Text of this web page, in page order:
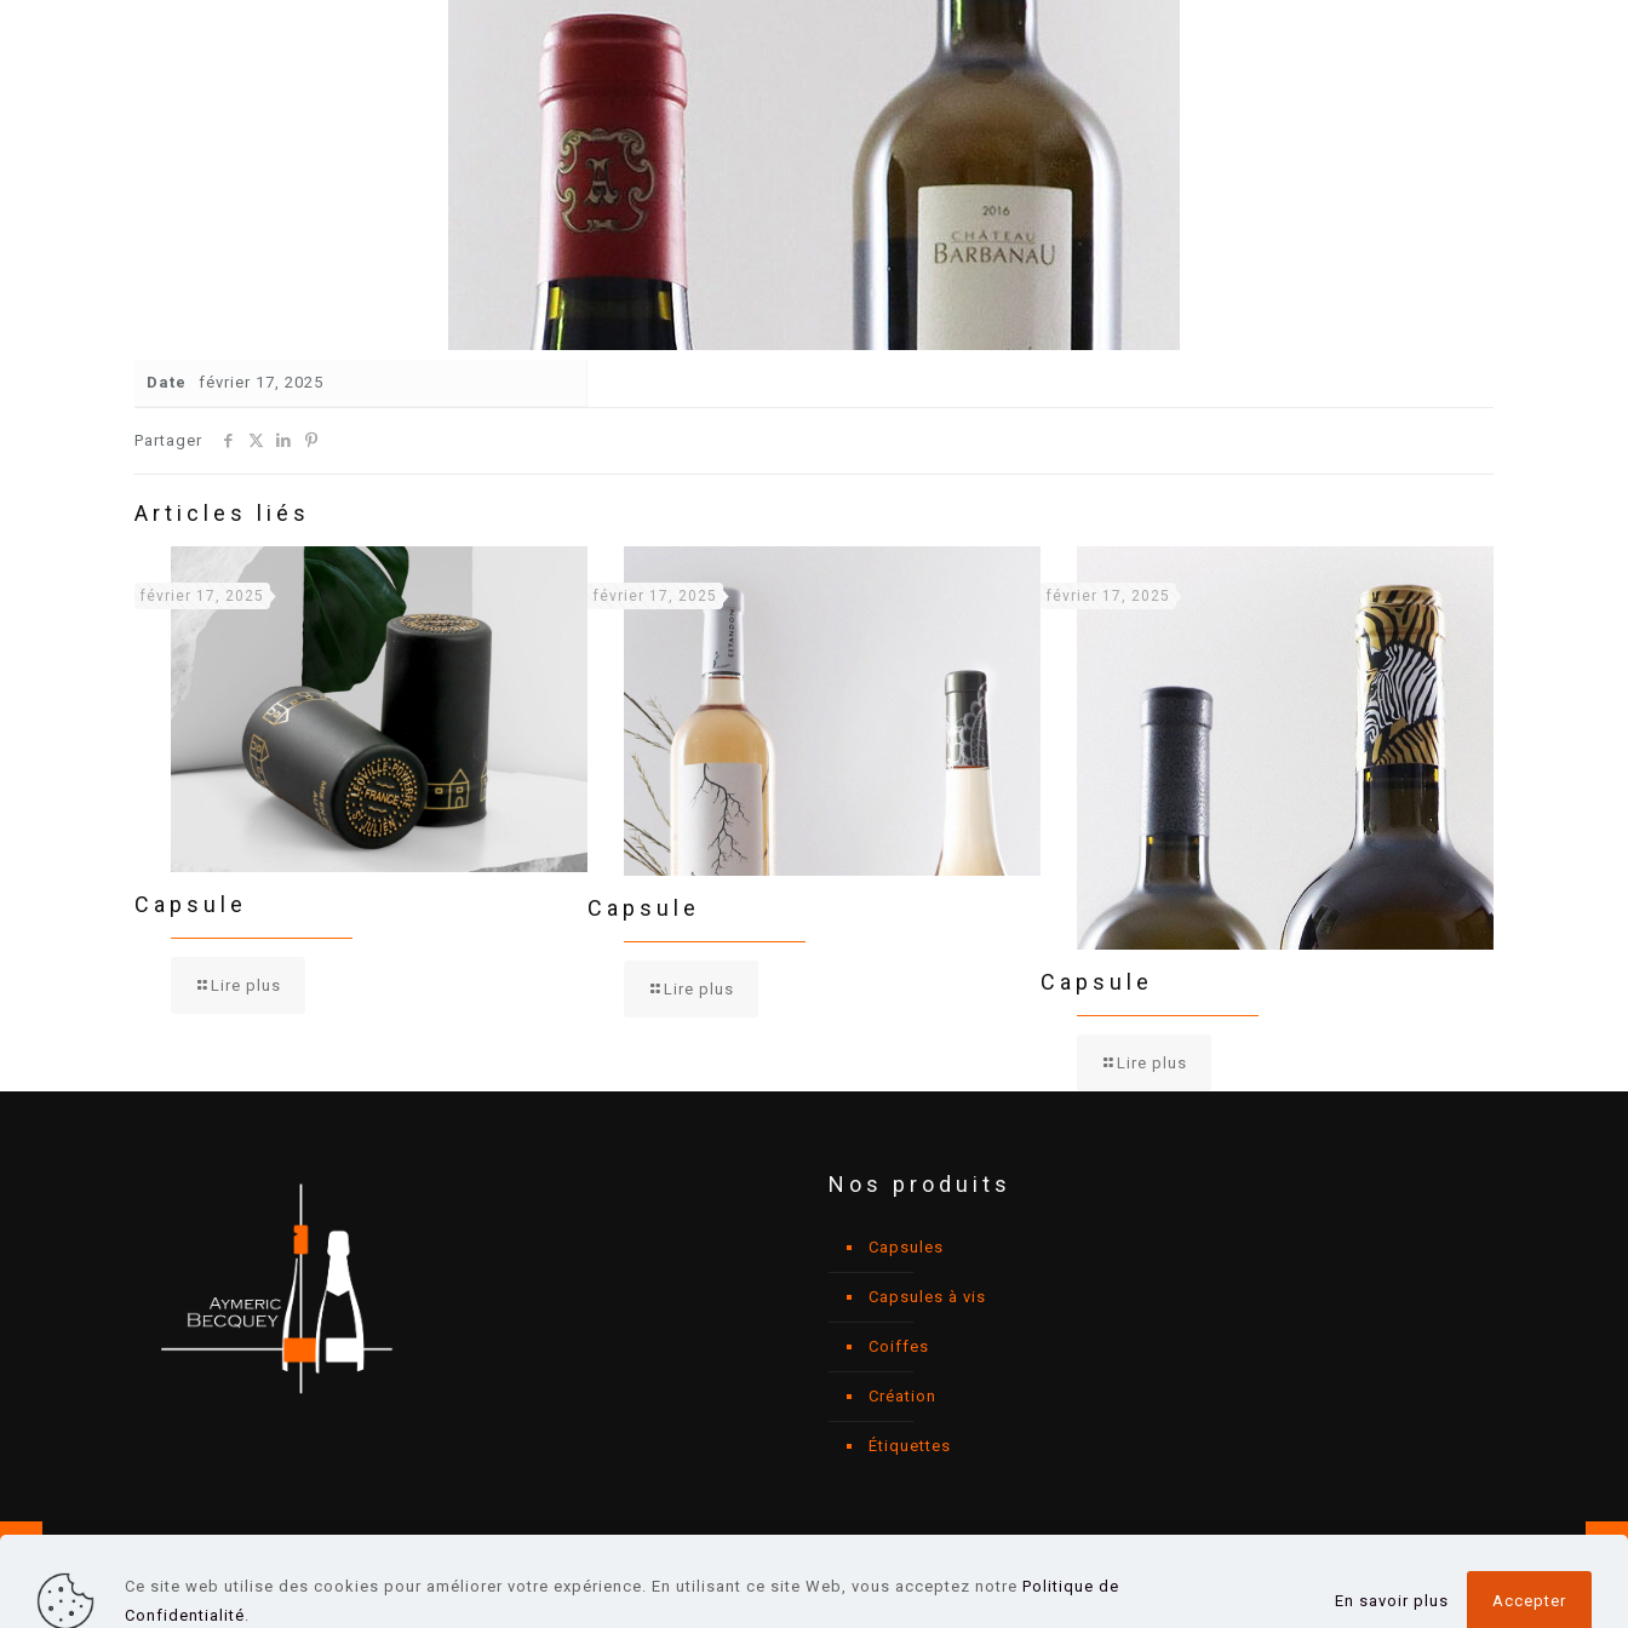
Date février 17, 2025
Partager
Articles liés
février 17, 2025
Capsule
Lire plus
février 17, 2025
Capsule
Lire plus
février 17, 2025
Capsule
Lire plus
Nos produits
Capsules
Capsules à vis
Coiffes
Création
Étiquettes
© 2026 Aymeric Becquey. Tous droits réservés. -
Ce site web utilise des cookies pour améliorer votre expérience. En utilisant ce site Web, vous acceptez notrePolitique de
Confidentialité
En savoir plus Accepter